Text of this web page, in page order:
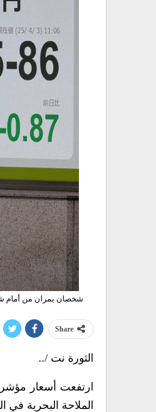
شخصان يمران من أمام شاشة تعرض
Share
الثورة نت /..
ارتفعت أسعار
الملاحة البحرية في